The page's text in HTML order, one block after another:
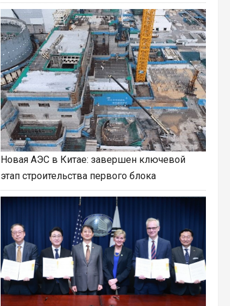
Новая АЭС в Китае: завершен ключевой
этап строительства первого блока